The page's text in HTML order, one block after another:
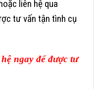
liên hệ qua
tư vấn tận tình cụ
ngay để được tư